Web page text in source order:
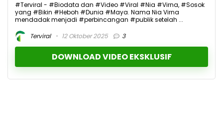
#Terviral - #Biodata dan #Video #Viral #Nia #Virna, #Sosok
yang #Bikin #Heboh #Dunia #Maya. Nama Nia Virna
mendadak menjadi #perbincangan #publik setelah ...
Terviral
12 Oktober 2025 3
DOWNLOAD VIDEO EKSKLUSIF